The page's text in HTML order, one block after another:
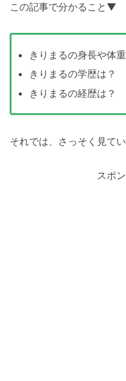
この記事で分かること▼
きりまるの身長や体
きりまるの学歴は？
きりまるの経歴は？
それでは、さっそく見て
スポ